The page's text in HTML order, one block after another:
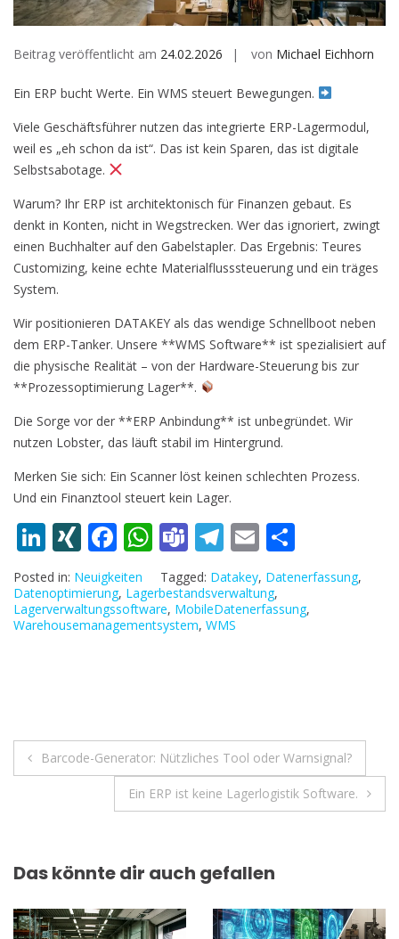
Beitrag veröffentlicht am 24.02.2026 von Michael Eichhorn
Ein ERP bucht Werte. Ein WMS steuert Bewegungen.
Viele Geschäftsführer nutzen das integrierte ERP-Lagermodul,
weil es „eh schon da ist“. Das ist kein Sparen, das ist digitale
Selbstsabotage.
Warum? Ihr ERP ist architektonisch für Finanzen gebaut. Es
denkt in Konten, nicht in Wegstrecken. Wer das ignoriert, zwingt
einen Buchhalter auf den Gabelstapler. Das Ergebnis: Teures
Customizing, keine echte Materialflusssteuerung und ein träges
System.
Wir positionieren DATAKEY als das wendige Schnellboot neben
dem ERP-Tanker. Unsere **WMS Software** ist spezialisiert auf
die physische Realität – von der Hardware-Steuerung bis zur
**Prozessoptimierung Lager**.
Die Sorge vor der **ERP Anbindung** ist unbegründet. Wir
nutzen Lobster, das läuft stabil im Hintergrund.
Merken Sie sich: Ein Scanner löst keinen schlechten Prozess.
Und ein Finanztool steuert kein Lager.
Li
n
k
e
XI
N
G
F
ac
e
b
W
h
at
s
T
e
a
m
T
el
e
gr
E
m
ai
l
ei
le
n
Posted in: Neuigkeiten Tagged: Datakey, Datenerfassung,
Datenoptimierung, Lagerbestandsverwaltung,
Lagerverwaltungssoftware, MobileDatenerfassung,
Warehousemanagementsystem, WMS
Beitragsnavigation
Barcode-Generator: Nützliches Tool oder Warnsignal?
Ein ERP ist keine Lagerlogistik Software.
Das könnte dir auch gefallen